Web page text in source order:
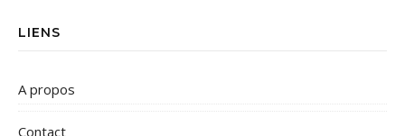
LIENS
A propos
Contact